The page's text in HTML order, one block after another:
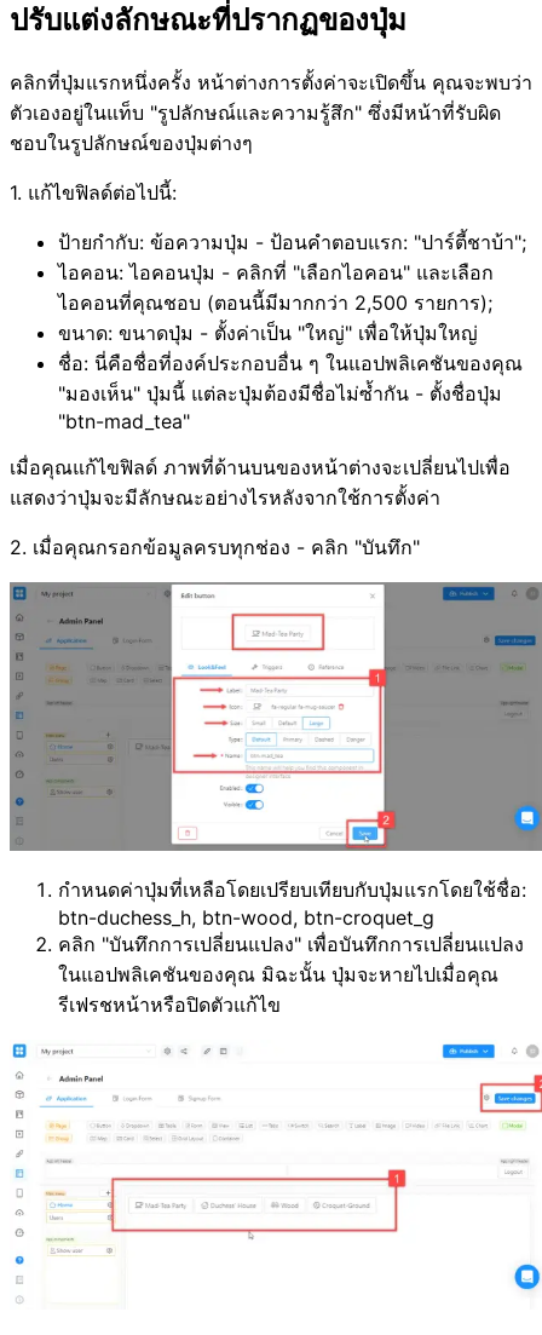
ปรับแต่งลักษณะที่ปรากฏของปุ่ม
คลิกที่ปุ่มแรกหนึ่งครั้ง หน้าต่างการตั้งค่าจะเปิดขึ้น คุณจะพบว่า
ตัวเองอยู่ในแท็บ "รูปลักษณ์และความรู้สึก" ซึ่งมีหน้าที่รับผิด
ชอบในรูปลักษณ์ของปุ่มต่างๆ
1. แก้ไขฟิลด์ต่อไปนี้:
ป้ายกำกับ: ข้อความปุ่ม - ป้อนคำตอบแรก: "ปาร์ตี้ชาบ้า";
ไอคอน: ไอคอนปุ่ม - คลิกที่ "เลือกไอคอน" และเลือก
ไอคอนที่คุณชอบ (ตอนนี้มีมากกว่า 2,500 รายการ);
ขนาด: ขนาดปุ่ม - ตั้งค่าเป็น "ใหญ่" เพื่อให้ปุ่มใหญ่
ชื่อ: นี่คือชื่อที่องค์ประกอบอื่น ๆ ในแอปพลิเคชันของคุณ
"มองเห็น" ปุ่มนี้ แต่ละปุ่มต้องมีชื่อไม่ซ้ำกัน - ตั้งชื่อปุ่ม
"btn-mad_tea"
เมื่อคุณแก้ไขฟิลด์ ภาพที่ด้านบนของหน้าต่างจะเปลี่ยนไปเพื่อ
แสดงว่าปุ่มจะมีลักษณะอย่างไรหลังจากใช้การตั้งค่า
2. เมื่อคุณกรอกข้อมูลครบทุกช่อง - คลิก "บันทึก"
กำหนดค่าปุ่มที่เหลือโดยเปรียบเทียบกับปุ่มแรกโดยใช้ชื่อ:
btn-duchess_h, btn-wood, btn-croquet_g
คลิก "บันทึกการเปลี่ยนแปลง" เพื่อบันทึกการเปลี่ยนแปลง
ในแอปพลิเคชันของคุณ มิฉะนั้น ปุ่มจะหายไปเมื่อคุณ
รีเฟรชหน้าหรือปิดตัวแก้ไข